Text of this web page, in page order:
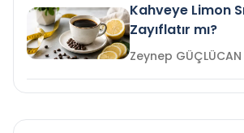
Kahveye Limon
Zayıflatır mı?
Zeynep GÜÇLÜCAN